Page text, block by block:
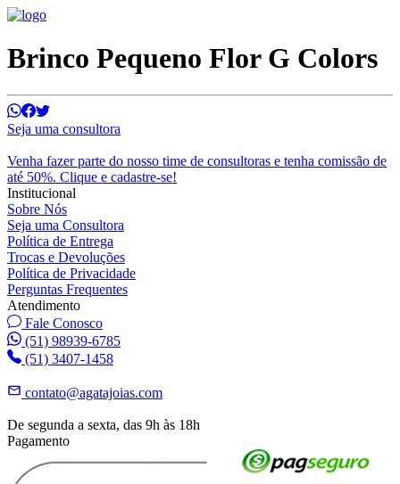
Brinco Pequeno Flor G Colors
Seja uma consultora
Venha fazer parte do nosso time de consultoras e tenha comissão de
até 50%. Clique e cadastre-se!
Institucional
Sobre Nós
Seja uma Consultora
Política de Entrega
Trocas e Devoluções
Política de Privacidade
Perguntas Frequentes
Atendimento
Fale Conosco
(51) 98939-6785
(51) 3407-1458
contato@agatajoias.com
De segunda a sexta, das 9h às 18h
Pagamento